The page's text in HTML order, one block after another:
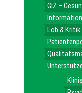
GIZ –
Lob & Kritik